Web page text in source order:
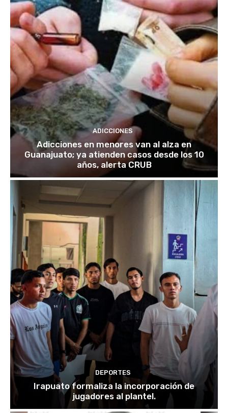
ADICCIONES
Adicciones en menores van al alza en
Guanajuato; ya atienden casos desde los 10
años, alerta CRUB
DEPORTES
Irapuato formaliza la incorporación de
jugadores al plantel.